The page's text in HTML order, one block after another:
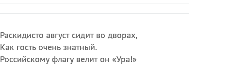
Раскидисто август сидит во дворах,
Как гость очень знатный.
Российскому флагу велит он «Ура!»